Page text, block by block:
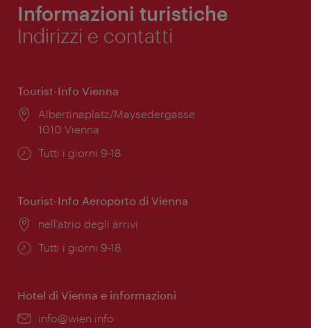
Informazioni turistiche
Indirizzi e contatti
Tourist-Info Vienna
Posizione:
Albertinaplatz/Maysedergasse
1010 Vienna
Orari
Tutti i giorni 9-18
Tourist-Info Aeroporto di Vienna
Posizione:
nell’atrio degli arrivi
Orari
Tutti i giorni 9-18
Hotel di Vienna e informazioni
Email:
info@wien.info